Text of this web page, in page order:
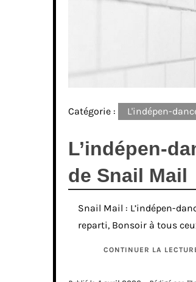
Catégorie : L'indépen-
L’indépen-
de Snail Mail
Snail Mail : L’indépen-
reparti, Bonsoir à tous
CONTINUER LA